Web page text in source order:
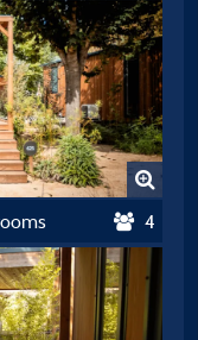
4